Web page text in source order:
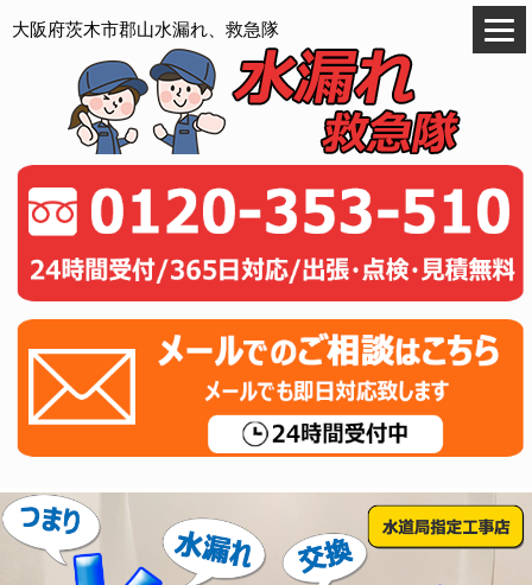
大阪府茨木市郡山水漏れ、救急隊